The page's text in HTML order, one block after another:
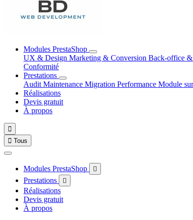
Modules PrestaShop
UX & Design Marketing & Conversion Back-office &
Conformité
Prestations
Audit Maintenance Migration Performance Module
Réalisations
Devis gratuit
À propos

 Tous
Modules PrestaShop 
Prestations 
Réalisations
Devis gratuit
À propos